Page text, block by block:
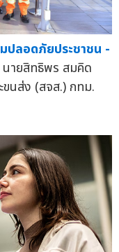
ปลอดภัยประชาชน -
ายสิทธิพร สมคิด
ขนส่ง (สจส.) กทม.